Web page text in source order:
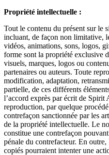
Propriété intellectuelle :
Tout le contenu du présent sur le
incluant, de façon non limitative,
vidéos, animations, sons, logos,
forme sont la propriété exclusive
visuels, marques, logos ou
partenaires ou auteurs. Toute
modification, adaptation,
partielle, de ces différents
l’accord exprès par écrit de Spirit
reproduction, par quelque
contrefaçon sanctionnée par les
de la propriété intellectuelle. Le
constitue une contrefaçon
pénale du contrefacteur. En
copiés pourraient intenter une